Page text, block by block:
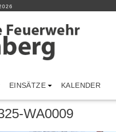
EINSÄTZE KALENDER
WA0009